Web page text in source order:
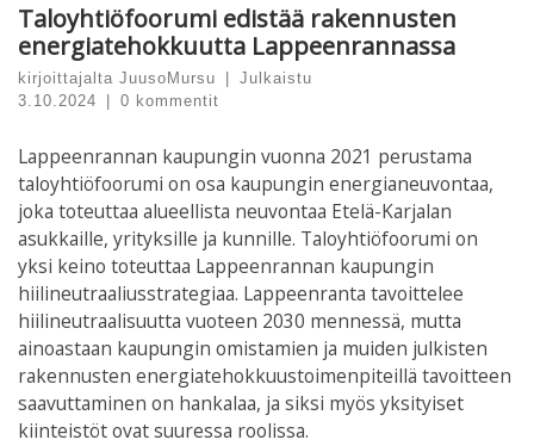
Taloyhtiöfoorumi edistää rakennusten
energiatehokkuutta Lappeenrannassa
kirjoittajalta JuusoMursu
Julkaistu
3.10.2024
0 kommentit
Lappeenrannan kaupungin vuonna 2021 perustama
taloyhtiöfoorumi on osa kaupungin energianeuvontaa,
joka toteuttaa alueellista neuvontaa Etelä-Karjalan
asukkaille, yrityksille ja kunnille. Taloyhtiöfoorumi on
yksi keino toteuttaa Lappeenrannan kaupungin
hiilineutraaliusstrategiaa. Lappeenranta tavoittelee
hiilineutraalisuutta vuoteen 2030 mennessä, mutta
ainoastaan kaupungin omistamien ja muiden julkisten
rakennusten energiatehokkuustoimenpiteillä tavoitteen
saavuttaminen on hankalaa, ja siksi myös yksityiset
kiinteistöt ovat suuressa roolissa.